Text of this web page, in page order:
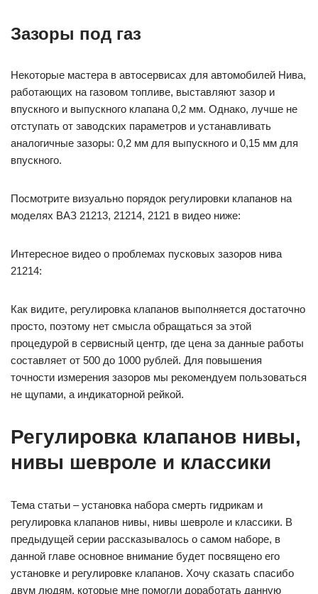
Зазоры под газ
Некоторые мастера в автосервисах для автомобилей Нива,
работающих на газовом топливе, выставляют зазор и
впускного и выпускного клапана 0,2 мм. Однако, лучше не
отступать от заводских параметров и устанавливать
аналогичные зазоры: 0,2 мм для выпускного и 0,15 мм для
впускного.
Посмотрите визуально порядок регулировки клапанов на
моделях ВАЗ 21213, 21214, 2121 в видео ниже:
Интересное видео о проблемах пусковых зазоров нива
21214:
Как видите, регулировка клапанов выполняется достаточно
просто, поэтому нет смысла обращаться за этой
процедурой в сервисный центр, где цена за данные работы
составляет от 500 до 1000 рублей. Для повышения
точности измерения зазоров мы рекомендуем пользоваться
не щупами, а индикаторной рейкой.
Регулировка клапанов нивы,
нивы шевроле и классики
Тема статьи – установка набора смерть гидрикам и
регулировка клапанов нивы, нивы шевроле и классики. В
предыдущей серии рассказывалось о самом наборе, в
данной главе основное внимание будет посвящено его
установке и регулировке клапанов. Хочу сказать спасибо
двум людям, которые мне помогли доработать данную